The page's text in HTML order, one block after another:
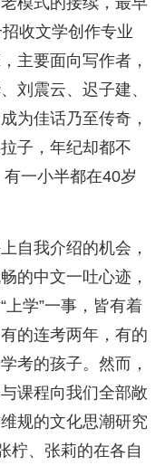
收文学创作专业
主要面向写作者，
刘震云、迟子建、
为佳话乃至传奇，
子，年纪却都不
一小半都在40岁
自我介绍的机会，
的中文一吐心迹，
学”一事，皆有着
的连考两年，有的
考的孩子。然而，
课程向我们全部敞
规的文化思潮研究
柠、张莉的在各自